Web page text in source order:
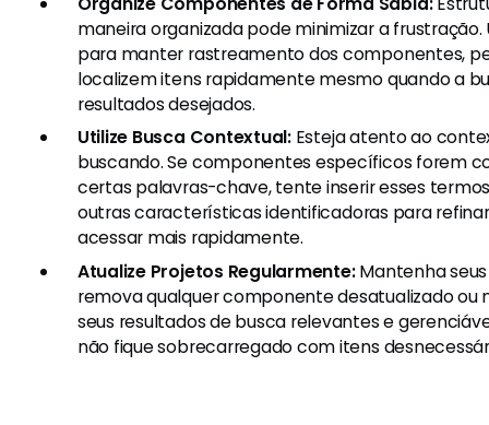
maneira organizada pode minimizar a frustração.
para manter rastreamento dos componentes,
localizem itens rapidamente mesmo quando a
resultados desejados.
Utilize Busca Contextual:Esteja atento ao
buscando. Se componentes específicos forem
certas palavras-chave, tente inserir esses
outras características identificadoras para
acessar mais rapidamente.
Atualize Projetos Regularmente:Mantenha
remova qualquer componente desatualizado ou
seus resultados de busca relevantes e
não fique sobrecarregado com itens